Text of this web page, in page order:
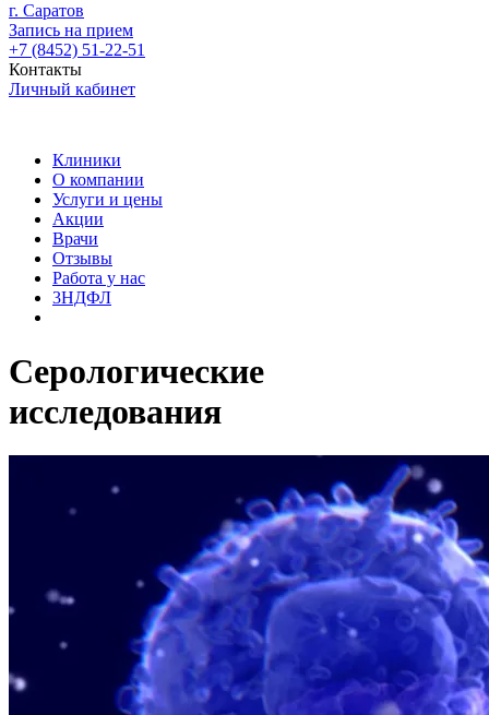
г. Саратов
Запись на прием
+7 (8452) 51-22-51
Контакты
Личный кабинет
Клиники
О компании
Услуги и цены
Акции
Врачи
Отзывы
Работа у нас
3НДФЛ
Серологические
исследования